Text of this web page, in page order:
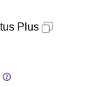
Plus